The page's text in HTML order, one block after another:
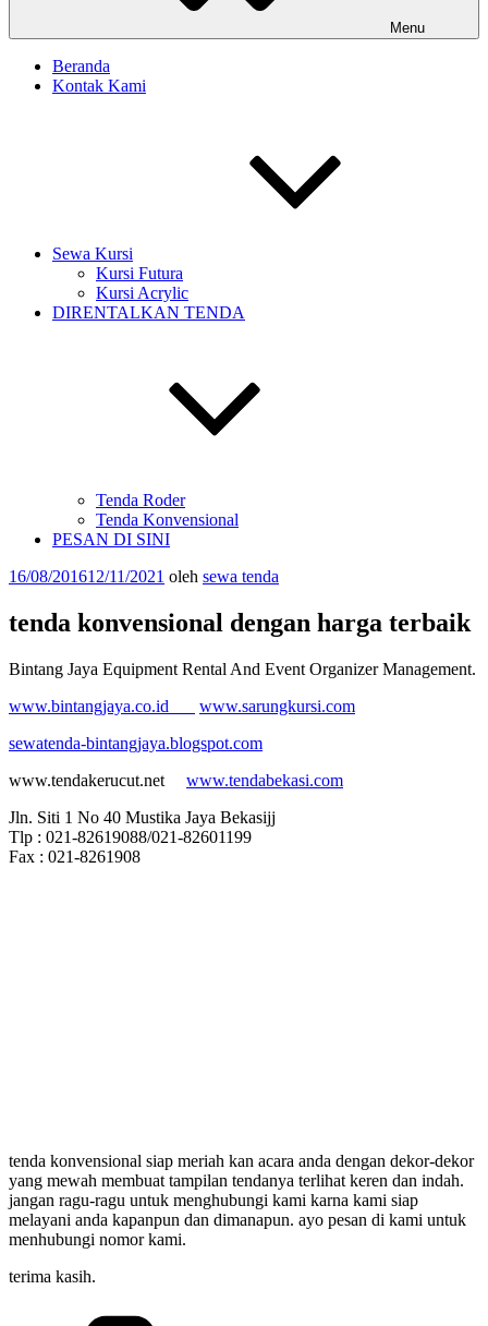
Menu
Beranda
Kontak Kami
Sewa Kursi
Kursi Futura
Kursi Acrylic
DIRENTALKAN TENDA
Tenda Roder
Tenda Konvensional
PESAN DI SINI
Diposkan
16/08/201612/11/2021 oleh sewa tenda
tenda konvensional dengan harga terbaik
Bintang Jaya Equipment Rental And Event Organizer Management.
www.bintangjaya.co.id
www.sarungkursi.com
sewatenda-bintangjaya.blogspot.com
www.tendakerucut.net www.tendabekasi.com
Jln. Siti 1 No 40 Mustika Jaya Bekasijj
Tlp : 021-82619088/021-82601199
Fax : 021-8261908
tenda konvensional siap meriah kan acara anda dengan dekor-dekor
yang mewah membuat tampilan tendanya terlihat keren dan indah.
jangan ragu-ragu untuk menghubungi kami karna kami siap
melayani anda kapanpun dan dimanapun. ayo pesan di kami untuk
menhubungi nomor kami.
terima kasih.